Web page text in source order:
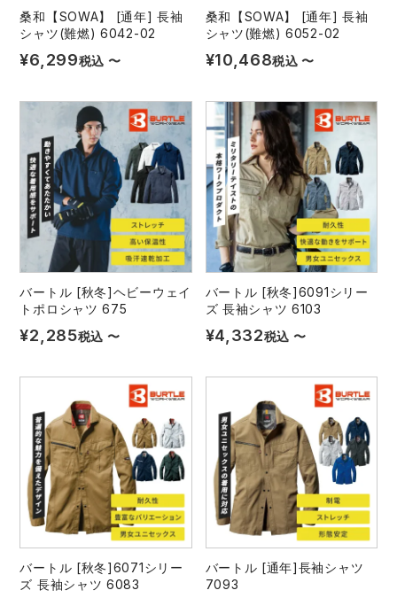
ファン付きウェア
カジュアル
スターライト工業 東洋物産工業
弘進ゴム 藤井電工
福山ゴム工業 ビッグボーン商事株式会社
桑和【SOWA】 [通年] 長袖
シャツ(難燃) 6042-02
¥6,299税込 〜
桑和【SOWA】 [通年] 長袖
シャツ(難燃) 6052-02
¥10,468税込 〜
バートル [秋冬]ヘビーウェイ
トポロシャツ 675
¥2,285税込 〜
バートル [秋冬]6091シリー
ズ 長袖シャツ 6103
¥4,332税込 〜
バートル [秋冬]6071シリー
ズ 長袖シャツ 6083
バートル [通年]長袖シャツ
7093